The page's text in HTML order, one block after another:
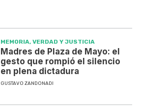
MEMORIA, VERDAD Y JUSTICIA
Madres de Plaza de Mayo: el
gesto que rompió el silencio
en plena dictadura
GUSTAVO ZANDONADI